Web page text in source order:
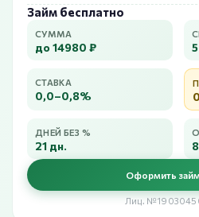
Займ бесплатно
СУММА
до 14980 ₽
СТАВКА
0,0–0,8%
ДНЕЙ БЕЗ %
21 дн.
Оформить займ
Лиц.